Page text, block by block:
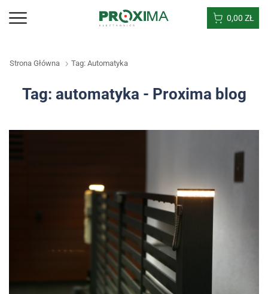
0,00 ZŁ
Strona Główna Tag: Automatyka
Tag: automatyka - Proxima blog